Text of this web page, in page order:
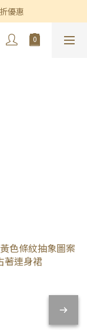
優惠
優惠
優惠